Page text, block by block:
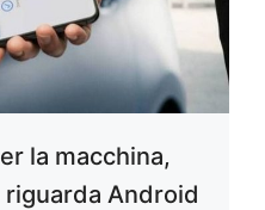
la macchina,
Android